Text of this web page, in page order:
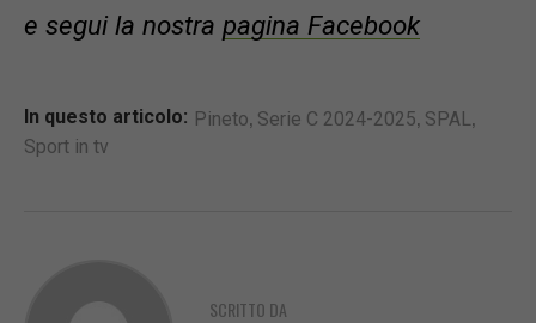
e segui la nostra pagina Facebook
In questo articolo: Pineto, Serie C 2024-2025, SPAL,
Sport in tv
SCRITTO DA